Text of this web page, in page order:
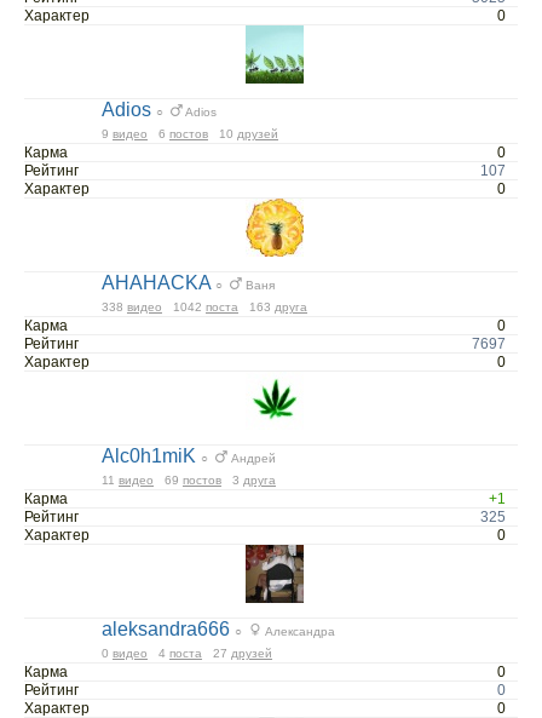
Характер
0
Adios ○
Adios
9 видео 6 постов 10 друзей
Карма
0
Рейтинг
107
Характер
0
AHAHACKA ○
Ваня
338 видео 1042 поста 163 друга
Карма
0
Рейтинг
7697
Характер
0
Alc0h1miK ○
Андрей
11 видео 69 постов 3 друга
Карма
+1
Рейтинг
325
Характер
0
aleksandra666 ○
Александра
0 видео 4 поста 27 друзей
Карма
0
Рейтинг
0
Характер
0